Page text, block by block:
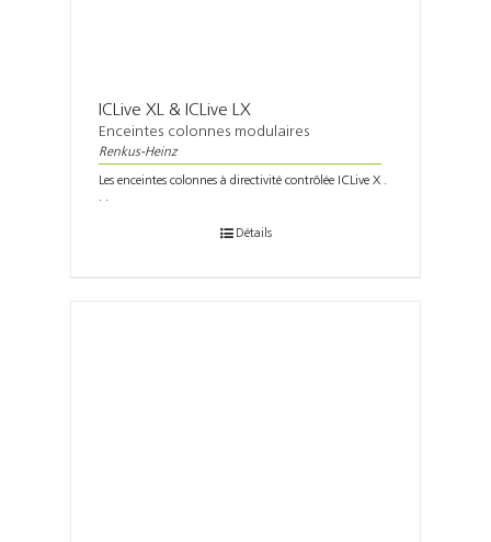
ICLive XL & ICLive LX
Enceintes colonnes modulaires
Renkus-Heinz
Les enceintes colonnes à directivité contrôlée ICLive X .
. .
Détails